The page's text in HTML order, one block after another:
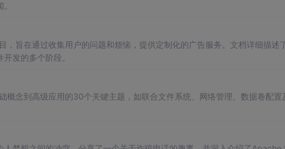
，旨在通过收集用户的问题和烦恼，提供定制化的广告服务。文档详细描述
发的多个阶段。
念到高级应用的30个关键主题，如联合文件系统、网络管理、数据卷配置